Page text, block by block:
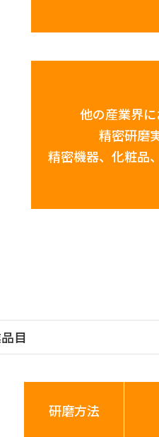
他の産業界
精密研磨
精密機器、化粧品
目
研磨方法